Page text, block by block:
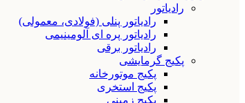
رادیاتور
رادیاتور پنلی (فولادی، معمولی)
رادیاتور پره ای آلومینیمی
رادیاتور برقی
پکیج گرمایشی
پکیج موتورخانه
پکیج استخری
پکیج زمینی